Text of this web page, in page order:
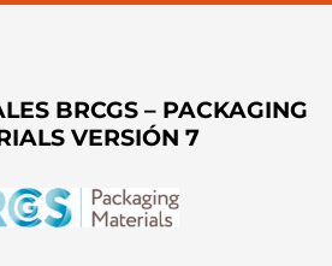
BRCGS – PACKAGING
VERSIÓN 7